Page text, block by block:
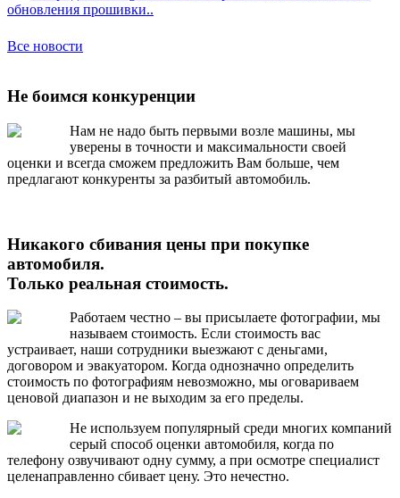
обновления прошивки..
Все новости
Не боимся конкуренции
Нам не надо быть первыми возле машины, мы
уверены в точности и максимальности своей
оценки и всегда сможем предложить Вам больше, чем
предлагают конкуренты за разбитый автомобиль.
Никакого сбивания цены при покупке
автомобиля.
Только реальная стоимость.
Работаем честно – вы присылаете фотографии, мы
называем стоимость. Если стоимость вас
устраивает, наши сотрудники выезжают с деньгами,
договором и эвакуатором. Когда однозначно определить
стоимость по фотографиям невозможно, мы оговариваем
ценовой диапазон и не выходим за его пределы.
Не используем популярный среди многих компаний
серый способ оценки автомобиля, когда по
телефону озвучивают одну сумму, а при осмотре специалист
целенаправленно сбивает цену. Это нечестно.